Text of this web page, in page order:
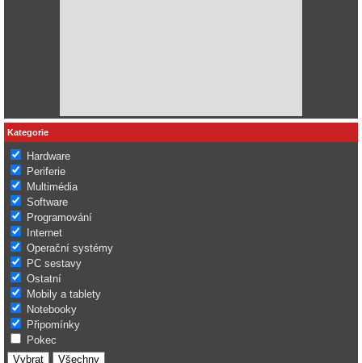
Kategorie
Hardware
Periferie
Multimédia
Software
Programování
Internet
Operační systémy
PC sestavy
Ostatní
Mobily a tablety
Notebooky
Připomínky
Pokec